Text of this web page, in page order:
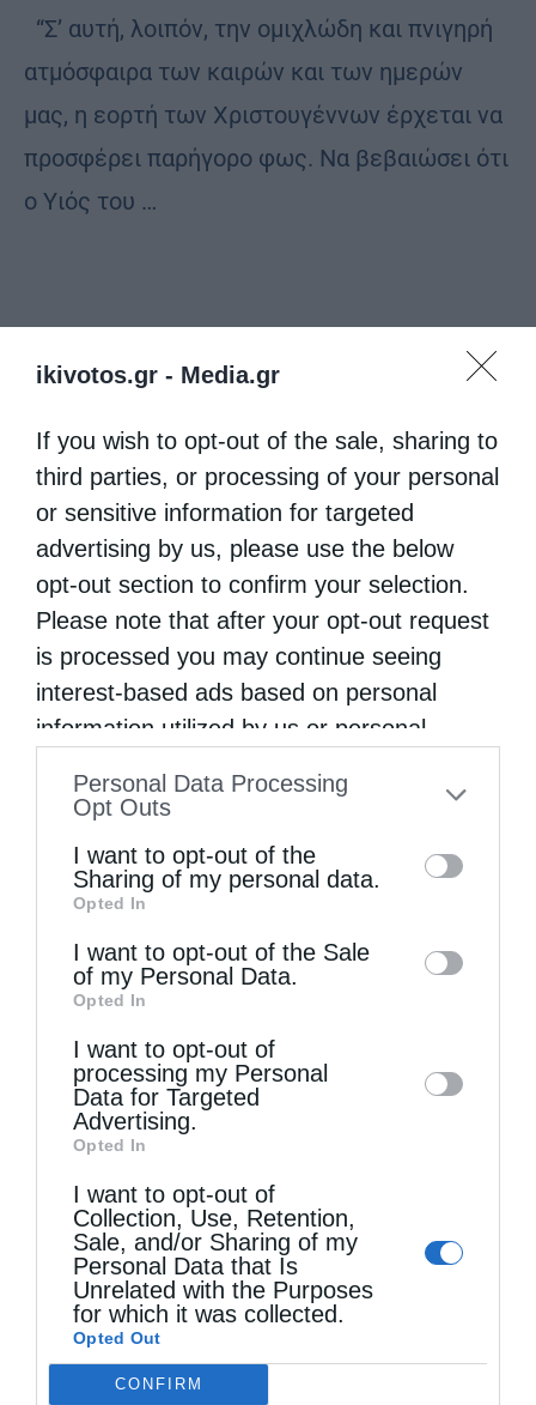
ikivotos.gr - Media.gr
If you wish to opt-out of the sale, sharing to
third parties, or processing of your personal
or sensitive information for targeted
advertising by us, please use the below
opt-out section to confirm your selection.
Please note that after your opt-out request
is processed you may continue seeing
interest-based ads based on personal
information utilized by us or personal
to your opt-out. You may separately opt-out
information by third parties on the IAB’s list
of downstream participants. This
information may also be disclosed by us to
third parties on theIAB’s List of
Downstream Participants
disclose it to other third parties.
Personal Data Processing
Opt Outs
I want to opt-out of the
Sharing of my personal data.
Opted In
I want to opt-out of the Sale
of my Personal Data.
Opted In
I want to opt-out of
processing my Personal
Data for Targeted
Advertising.
Opted In
I want to opt-out of
Collection, Use, Retention,
Sale, and/or Sharing of my
Personal Data that Is
Unrelated with the Purposes
for which it was collected.
Opted Out
CONFIRM
“Σ’ αυτή, λοιπόν, την ομιχλώδη και πνιγηρή
ατμόσφαιρα των καιρών και των ημερών
μας, η εορτή των Χριστουγέννων έρχεται να
προσφέρει παρήγορο φως. Να βεβαιώσει ότι
ο Υιός του …
Τελευταία άρθρα
Κακό και εκδίκηση
Αυστραλίας στην Ιερά Επισκοπή Χώρας
Δημητριάδος Ιγνάτιος: «Ο Χριστός μάς έδειξε το
μέλλον μας» – Με λαμπρότητα εορτάστηκε στον
Βόλο η Μεταμόρφωση